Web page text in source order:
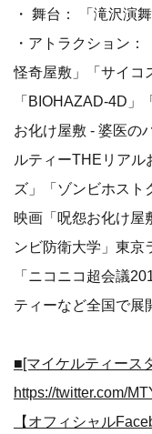
・ 舞台： 「滝沢演
・アトラクション
怪奇屋敷」「サイコ
「BIOHAZAD-4D」
お化け屋敷 - 婆医の
ルティーTHEリアル
ズ」「ゾンビホスト
映画「呪怨お化け屋
ンビ防衛大学」東京
「ニコニコ超会議
ティーなど全国で展
■[マイケルティース
https://twitter.com/
【オフィシャル